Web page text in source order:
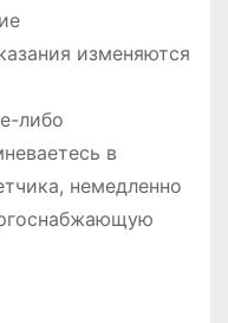
изменяются
либо
в
немедленно